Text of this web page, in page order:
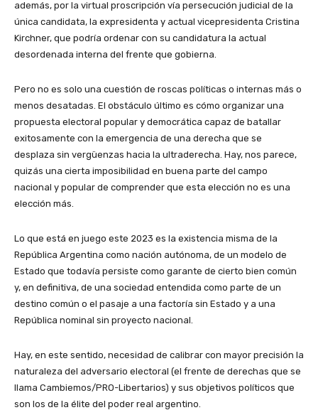
además, por la virtual proscripción vía persecución judicial de la
única candidata, la expresidenta y actual vicepresidenta Cristina
Kirchner, que podría ordenar con su candidatura la actual
desordenada interna del frente que gobierna.
Pero no es solo una cuestión de roscas políticas o internas más o
menos desatadas. El obstáculo último es cómo organizar una
propuesta electoral popular y democrática capaz de batallar
exitosamente con la emergencia de una derecha que se
desplaza sin vergüenzas hacia la ultraderecha. Hay, nos parece,
quizás una cierta imposibilidad en buena parte del campo
nacional y popular de comprender que esta elección no es una
elección más.
Lo que está en juego este 2023 es la existencia misma de la
República Argentina como nación autónoma, de un modelo de
Estado que todavía persiste como garante de cierto bien común
y, en definitiva, de una sociedad entendida como parte de un
destino común o el pasaje a una factoría sin Estado y a una
República nominal sin proyecto nacional.
Hay, en este sentido, necesidad de calibrar con mayor precisión la
naturaleza del adversario electoral (el frente de derechas que se
llama Cambiemos/PRO-Libertarios) y sus objetivos políticos que
son los de la élite del poder real argentino.